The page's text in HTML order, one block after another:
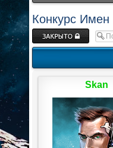
Конкурс Имен
Закрыто
Skan